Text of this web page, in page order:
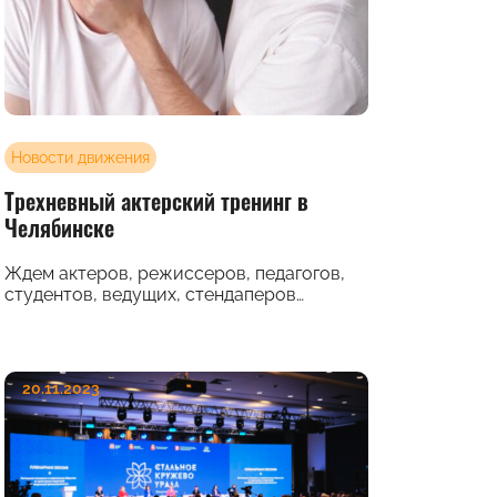
Новости движения
Трехневный актерский тренинг в
Челябинске
Ждем актеров, режиссеров, педагогов,
студентов, ведущих, стендаперов…
20.11.2023